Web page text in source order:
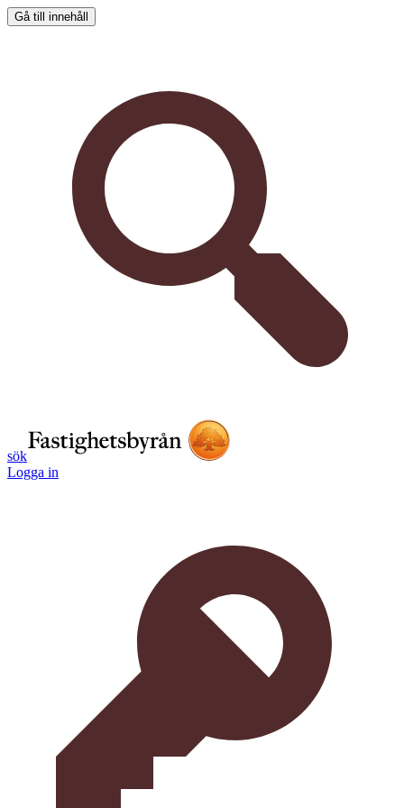
Gå till innehåll
sök
Logga in